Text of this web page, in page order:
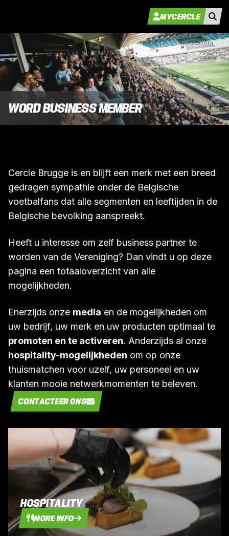
MYCERCLE
WORD BUSINESS MEMBER
Cercle Brugge is en blijft een merk met een breed
gedragen sympathie onder de Belgische
voetbalfans dat alle segmenten en leeftijden in de
Belgische bevolking aanspreekt.
Heeft u interesse om zelf business partner te
worden van de Vereniging? Dan vindt u op deze
pagina een totaaloverzicht van alle
mogelijkheden.
Enerzijds onze media en de mogelijkheden om
uw bedrijf, uw merk en uw producten optimaal te
promoten en te activeren. Anderzijds al onze
hospitality-mogelijkheden om op onze
thuismatchen voor uzelf, uw personeel en uw
klanten mooie netwerkmomenten te beleven.
CONTACTEER ONS
HOSPITALITY
MORE INFO